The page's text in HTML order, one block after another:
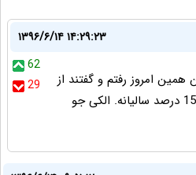
۱۳۹۶/۶/۱۴ ۱۴:۲۹:۲۳
62
29
امروز رفتم و گفتند از
یک قرون تا میلیارد فقط 15 درصد سالیانه. الکی جو